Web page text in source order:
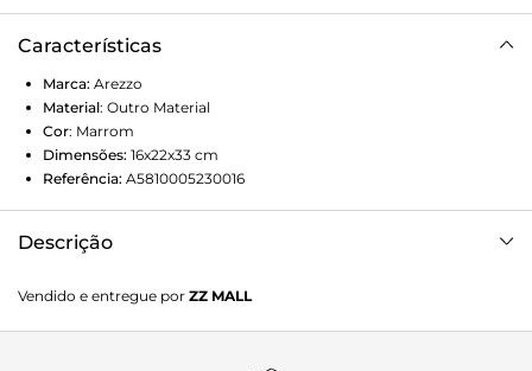
Características
Marca: Arezzo
Material: Outro Material
Cor: Marrom
Dimensões: 16x22x33 cm
Referência: A5810005230016
Descrição
estruturado e acabamento em tressê. Traz alças de mão em
tiras bombadas e porta-alça imponente, além de alça
Vendido e entregue por ZZ MALL